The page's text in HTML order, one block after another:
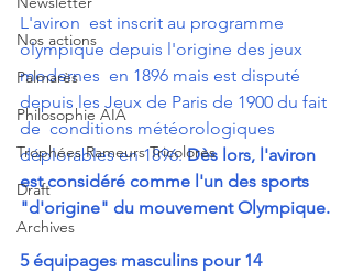
Nos actions
Palmarès
Philosophie AIA
Trophées Rameurs Tricolores
Draft
Archives
L'aviron  est inscrit au programme
olympique depuis l'origine des jeux
modernes  en 1896 mais est disputé
depuis les Jeux de Paris de 1900 du fait
de  conditions météorologiques
déplorables en 1896. Dès lors, l'aviron
est considéré comme l'un des sports
"d'origine" du mouvement Olympique.
5 équipages masculins pour 14